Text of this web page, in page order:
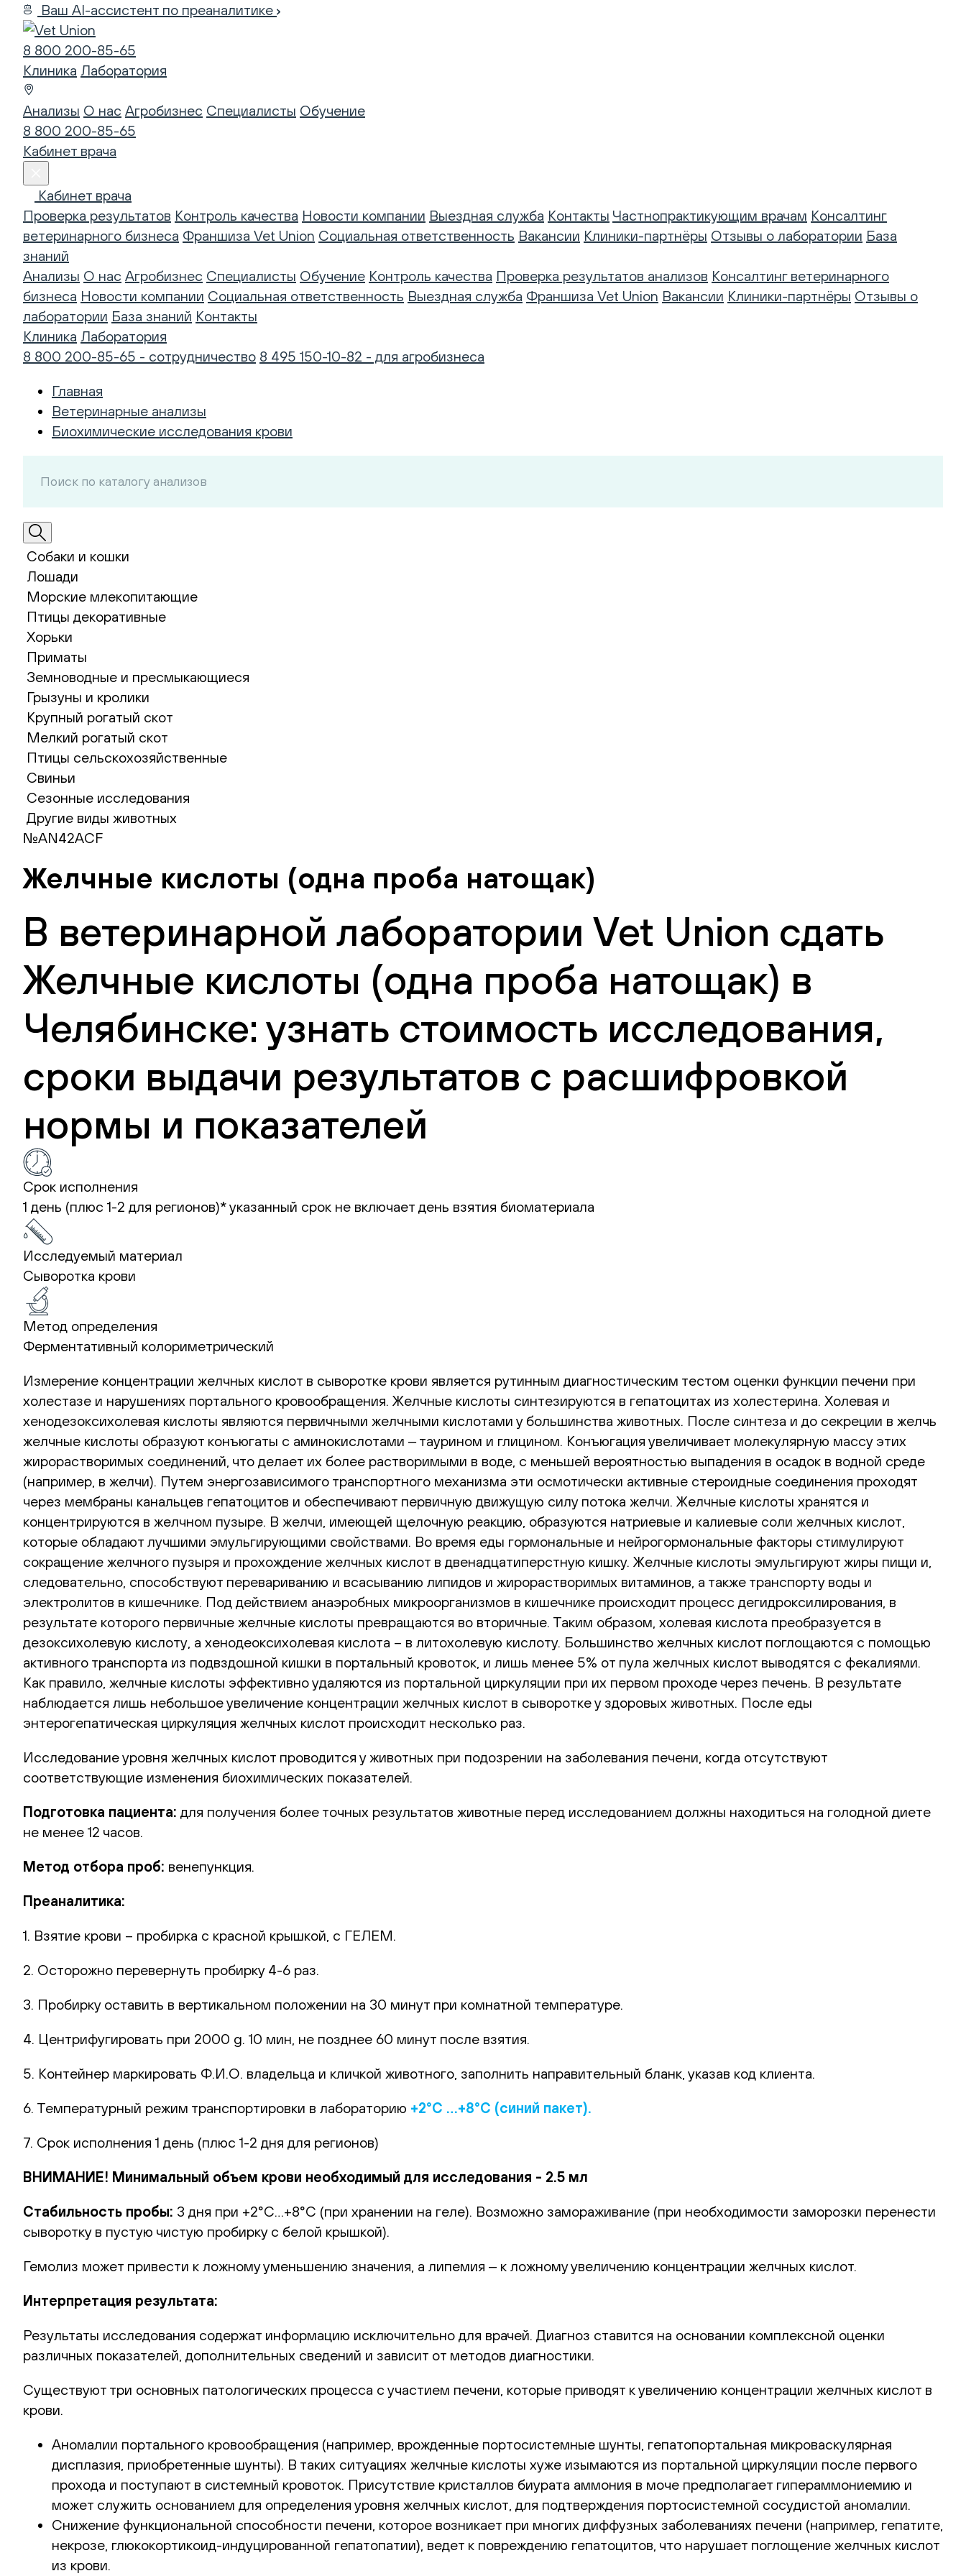
Ваш AI-ассистент по преаналитике
8 800 200-85-65
Клиника Лаборатория
Анализы О нас Агробизнес Специалисты Обучение
8 800 200-85-65
Кабинет врача
Кабинет врача
Проверка результатов Контроль качества Новости компании Выездная служба Контакты Частнопрактикующим врачам Консалтинг
ветеринарного бизнеса Франшиза Vet Union Социальная ответственность Вакансии Клиники-партнёры Отзывы о лаборатории База
знаний
Анализы О нас Агробизнес Специалисты Обучение Контроль качества Проверка результатов анализов Консалтинг ветеринарного
бизнеса Новости компании Социальная ответственность Выездная служба Франшиза Vet Union Вакансии Клиники-партнёры Отзывы о
лаборатории База знаний Контакты
Клиника Лаборатория
8 800 200-85-65 - сотрудничество 8 495 150-10-82 - для агробизнеса
Главная
Ветеринарные анализы
Биохимические исследования крови
Собаки и кошки
Лошади
Морские млекопитающие
Птицы декоративные
Хорьки
Приматы
Земноводные и пресмыкающиеся
Грызуны и кролики
Крупный рогатый скот
Мелкий рогатый скот
Птицы сельскохозяйственные
Свиньи
Сезонные исследования
Другие виды животных
№AN42ACF
Желчные кислоты (одна проба натощак)
В ветеринарной лаборатории Vet Union сдать
Желчные кислоты (одна проба натощак) в
Челябинске: узнать стоимость исследования,
сроки выдачи результатов с расшифровкой
нормы и показателей
Срок исполнения
1 день (плюс 1-2 для регионов)*указанный срок не включает день взятия биоматериала
Исследуемый материал
Сыворотка крови
Метод определения
Ферментативный колориметрический
Измерение концентрации желчных кислот в сыворотке крови является рутинным диагностическим тестом оценки функции печени при
холестазе и нарушениях портального кровообращения. Желчные кислоты синтезируются в гепатоцитах из холестерина. Холевая и
хенодезоксихолевая кислоты являются первичными желчными кислотами у большинства животных. После синтеза и до секреции в желчь
желчные кислоты образуют конъюгаты с аминокислотами ‒ таурином и глицином. Конъюгация увеличивает молекулярную массу этих
жирорастворимых соединений, что делает их более растворимыми в воде, с меньшей вероятностью выпадения в осадок в водной среде
(например, в желчи). Путем энергозависимого транспортного механизма эти осмотически активные стероидные соединения проходят
через мембраны канальцев гепатоцитов и обеспечивают первичную движущую силу потока желчи. Желчные кислоты хранятся и
концентрируются в желчном пузыре. В желчи, имеющей щелочную реакцию, образуются натриевые и калиевые соли желчных кислот,
которые обладают лучшими эмульгирующими свойствами. Во время еды гормональные и нейрогормональные факторы стимулируют
сокращение желчного пузыря и прохождение желчных кислот в двенадцатиперстную кишку. Желчные кислоты эмульгируют жиры пищи и,
следовательно, способствуют перевариванию и всасыванию липидов и жирорастворимых витаминов, а также транспорту воды и
электролитов в кишечнике. Под действием анаэробных микроорганизмов в кишечнике происходит процесс дегидроксилирования, в
результате которого первичные желчные кислоты превращаются во вторичные. Таким образом, холевая кислота преобразуется в
дезоксихолевую кислоту, а хенодеоксихолевая кислота – в литохолевую кислоту. Большинство желчных кислот поглощаются с помощью
активного транспорта из подвздошной кишки в портальный кровоток, и лишь менее 5% от пула желчных кислот выводятся с фекалиями.
Как правило, желчные кислоты эффективно удаляются из портальной циркуляции при их первом проходе через печень. В результате
наблюдается лишь небольшое увеличение концентрации желчных кислот в сыворотке у здоровых животных. После еды
энтерогепатическая циркуляция желчных кислот происходит несколько раз.
Исследование уровня желчных кислот проводится у животных при подозрении на заболевания печени, когда отсутствуют
соответствующие изменения биохимических показателей.
Подготовка пациента: для получения более точных результатов животные перед исследованием должны находиться на голодной диете
не менее 12 часов.
Метод отбора проб: венепункция.
Преаналитика:
1. Взятие крови – пробирка с красной крышкой, с ГЕЛЕМ.
2. Осторожно перевернуть пробирку 4-6 раз.
3. Пробирку оставить в вертикальном положении на 30 минут при комнатной температуре.
4. Центрифугировать при 2000 g. 10 мин, не позднее 60 минут после взятия.
5. Контейнер маркировать Ф.И.О. владельца и кличкой животного, заполнить направительный бланк, указав код клиента.
6. Температурный режим транспортировки в лабораторию +2°С …+8°С (синий пакет).
7. Срок исполнения 1 день (плюс 1-2 дня для регионов)
ВНИМАНИЕ! Минимальный объем крови необходимый для исследования - 2.5 мл
Стабильность пробы: 3 дня при +2°С…+8°С (при хранении на геле). Возможно замораживание (при необходимости заморозки перенести
сыворотку в пустую чистую пробирку с белой крышкой).
Гемолиз может привести к ложному уменьшению значения, а липемия ‒ к ложному увеличению концентрации желчных кислот.
Интерпретация результата:
Результаты исследования содержат информацию исключительно для врачей. Диагноз ставится на основании комплексной оценки
различных показателей, дополнительных сведений и зависит от методов диагностики.
Существуют три основных патологических процесса с участием печени, которые приводят к увеличению концентрации желчных кислот в
крови.
Аномалии портального кровообращения (например, врожденные портосистемные шунты, гепатопортальная микроваскулярная
дисплазия, приобретенные шунты). В таких ситуациях желчные кислоты хуже изымаются из портальной циркуляции после первого
прохода и поступают в системный кровоток. Присутствие кристаллов биурата аммония в моче предполагает гипераммониемию и
может служить основанием для определения уровня желчных кислот, для подтверждения портосистемной сосудистой аномалии.
Снижение функциональной способности печени, которое возникает при многих диффузных заболеваниях печени (например, гепатите,
некрозе, глюкокортикоид-индуцированной гепатопатии), ведет к повреждению гепатоцитов, что нарушает поглощение желчных кислот
из крови.